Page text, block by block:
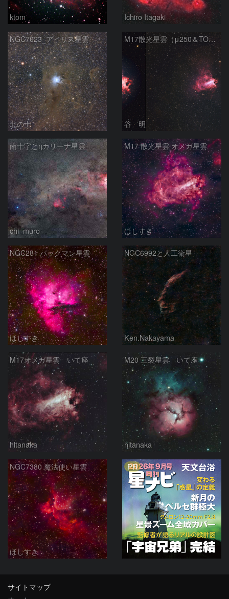
ktom Ichiro Itagaki
NGC7023_アイリス星雲
北の士
M17散光星雲（μ250＆TOA130）
谷 明
南十字とηカリーナ星雲
chi_muro
M17 散光星雲 オメガ星雲
ほしすき
NGC281 パックマン星雲
ほしすき
NGC6992と人工衛星
Ken.Nakayama
M17オメガ星雲 いて座
hltanaka
M20 三裂星雲 いて座
hltanaka
NGC7380 魔法使い星雲
ほしすき
PR
サイトマップ